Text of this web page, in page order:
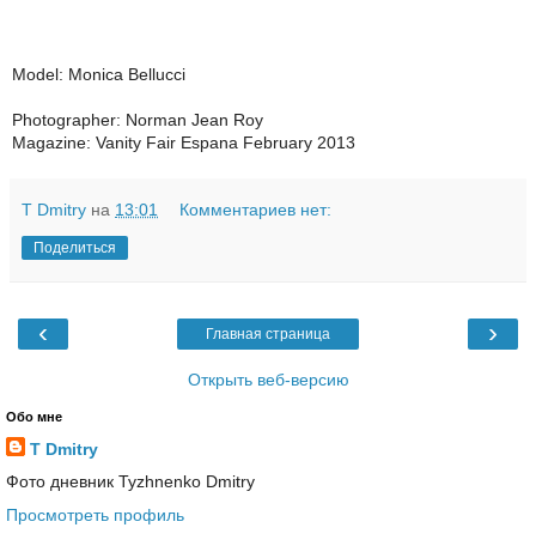
Model: Monica Bellucci
Photographer: Norman Jean Roy
Magazine: Vanity Fair Espana February 2013
T Dmitry на 13:01 Комментариев нет:
Поделиться
‹ ›
Главная страница
Открыть веб-версию
Обо мне
T Dmitry
Фото дневник Tyzhnenko Dmitry
Просмотреть профиль